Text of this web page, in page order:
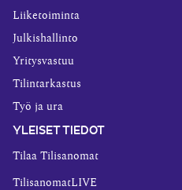
Liiketoiminta
Julkishallinto
Yritysvastuu
Tilintarkastus
Työ ja ura
YLEISET TIEDOT
Tilaa Tilisanomat
TilisanomatLIVE